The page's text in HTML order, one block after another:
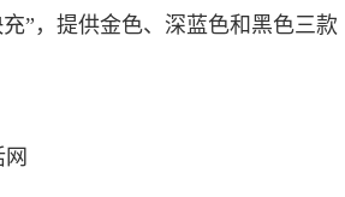
”，提供金色、深蓝色和黑色三款